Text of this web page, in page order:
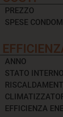
PREZZO
SPESE
ANNO
STATO INTERNO
EFFICIENZA